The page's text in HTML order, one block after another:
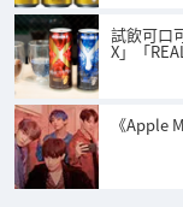
試飲可口
X」「
《Apple